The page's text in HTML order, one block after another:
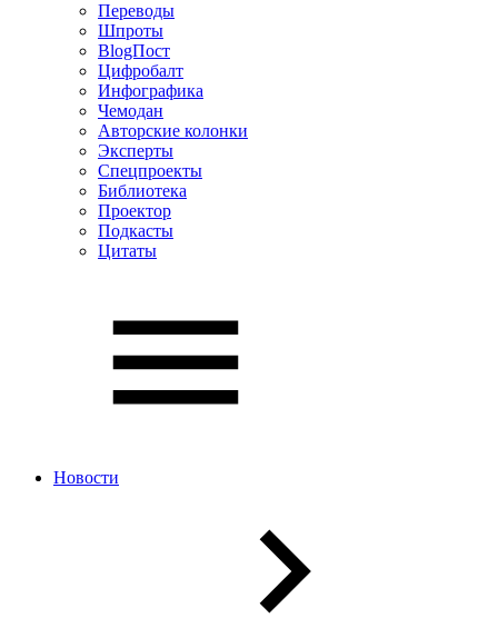
Переводы
Шпроты
BlogПост
Цифробалт
Инфографика
Чемодан
Авторские колонки
Эксперты
Спецпроекты
Библиотека
Проектор
Подкасты
Цитаты
Новости